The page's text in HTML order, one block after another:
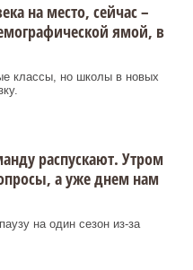
на место, сейчас –
ямой, в
классы, но школы в новых
распускают. Утром
а уже днем нам
на один сезон из-за